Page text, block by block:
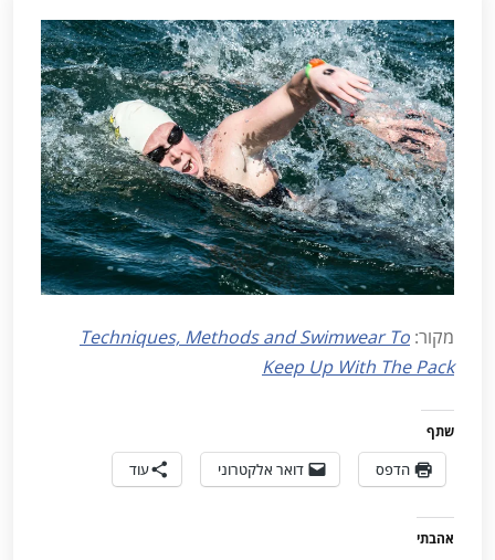
מקור: Techniques, Methods and Swimwear To
Keep Up With The Pack
שתף
הדפס דואר אלקטרוני עוד
אהבתי